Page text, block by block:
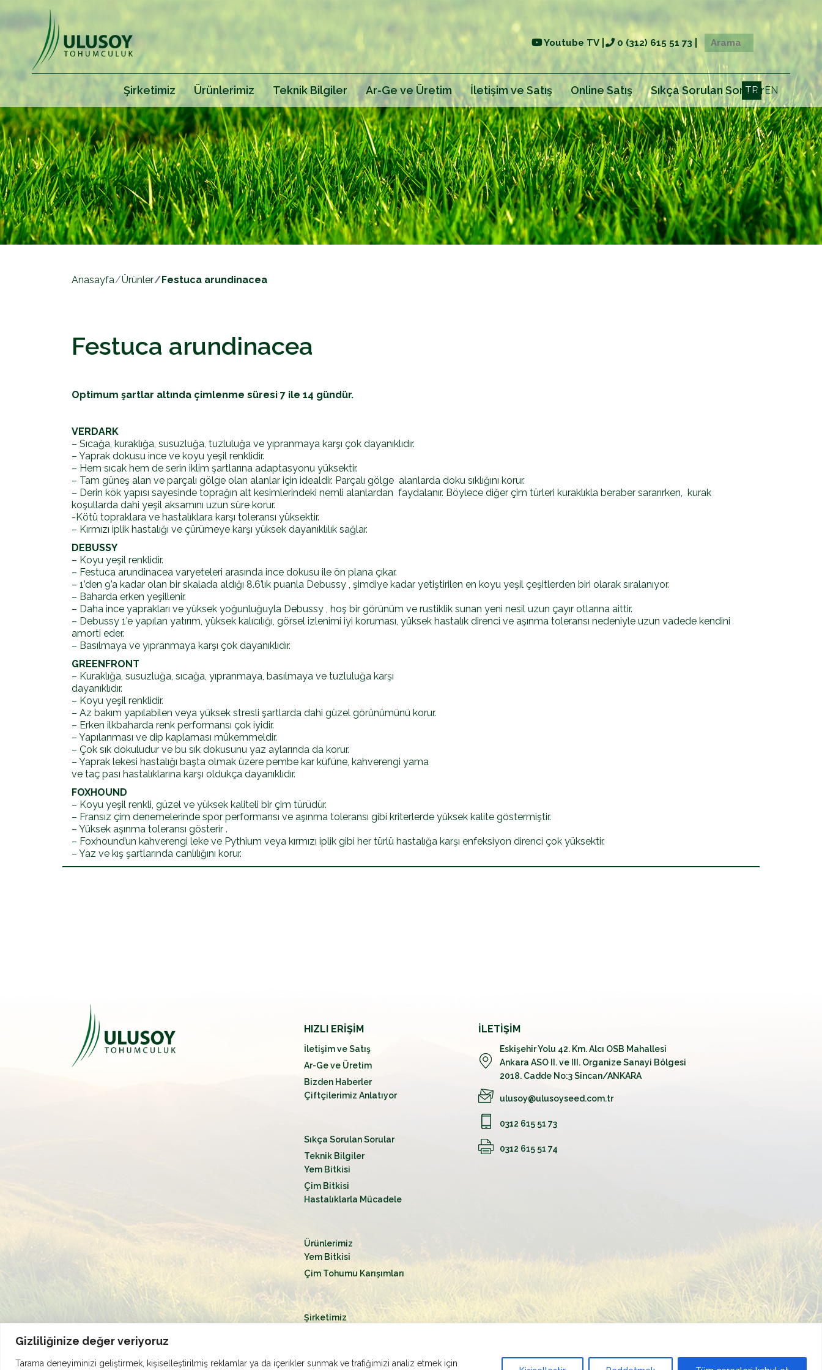
Gizliliğinize değer veriyoruz
Tarama deneyiminizi geliştirmek, kişiselleştirilmiş reklamlar ya da içerikler sunmak ve trafiğimizi analiz etmek için
Youtube TV 0 (312) 615 51 73
Şirketimiz Ürünlerimiz Teknik Bilgiler Ar-Ge ve Üretim İletişim ve Satış Online Satış Sıkça Sorulan Sorular
TR EN
Anasayfa Ürünler Festuca arundinacea
Festuca arundinacea
Optimum şartlar altında çimlenme süresi 7 ile 14 gündür.
VERDARK
– Sıcağa, kuraklığa, susuzluğa, tuzluluğa ve yıpranmaya karşı çok dayanıklıdır.
– Yaprak dokusu ince ve koyu yeşil renklidir.
– Hem sıcak hem de serin iklim şartlarına adaptasyonu yüksektir.
– Tam güneş alan ve parçalı gölge olan alanlar için idealdir. Parçalı gölge alanlarda doku sıklığını korur.
– Derin kök yapısı sayesinde toprağın alt kesimlerindeki nemli alanlardan faydalanır. Böylece diğer çim türleri kuraklıkla beraber sararırken, kurak
koşullarda dahi yeşil aksamını uzun süre korur.
-Kötü topraklara ve hastalıklara karşı toleransı yüksektir.
– Kırmızı iplik hastalığı ve çürümeye karşı yüksek dayanıklılık sağlar.
DEBUSSY
– Koyu yeşil renklidir.
– Festuca arundinacea varyeteleri arasında ince dokusu ile ön plana çıkar.
– 1’den 9’a kadar olan bir skalada aldığı 8.6’lık puanla Debussy , şimdiye kadar yetiştirilen en koyu yeşil çeşitlerden biri olarak sıralanıyor.
– Baharda erken yeşillenir.
– Daha ince yaprakları ve yüksek yoğunluğuyla Debussy , hoş bir görünüm ve rustiklik sunan yeni nesil uzun çayır otlarına aittir.
– Debussy 1’e yapılan yatırım, yüksek kalıcılığı, görsel izlenimi iyi koruması, yüksek hastalık direnci ve aşınma toleransı nedeniyle uzun vadede kendini
amorti eder.
– Basılmaya ve yıpranmaya karşı çok dayanıklıdır.
GREENFRONT
– Kuraklığa, susuzluğa, sıcağa, yıpranmaya, basılmaya ve tuzluluğa karşı
dayanıklıdır.
– Koyu yeşil renklidir.
– Az bakım yapılabilen veya yüksek stresli şartlarda dahi güzel görünümünü korur.
– Erken ilkbaharda renk performansı çok iyidir.
– Yapılanması ve dip kaplaması mükemmeldir.
– Çok sık dokuludur ve bu sık dokusunu yaz aylarında da korur.
– Yaprak lekesi hastalığı başta olmak üzere pembe kar küfüne, kahverengi yama
ve taç pası hastalıklarına karşı oldukça dayanıklıdır.
FOXHOUND
– Koyu yeşil renkli, güzel ve yüksek kaliteli bir çim türüdür.
– Fransız çim denemelerinde spor performansı ve aşınma toleransı gibi kriterlerde yüksek kalite göstermiştir.
– Yüksek aşınma toleransı gösterir .
– Foxhound’un kahverengi leke ve Pythium veya kırmızı iplik gibi her türlü hastalığa karşı enfeksiyon direnci çok yüksektir.
– Yaz ve kış şartlarında canlılığını korur.
HIZLI ERİŞİM
İletişim ve Satış
Ar-Ge ve Üretim
Bizden Haberler
Çiftçilerimiz Anlatıyor
Sıkça Sorulan Sorular
Teknik Bilgiler
Yem Bitkisi
Çim Bitkisi
Hastalıklarla Mücadele
Ürünlerimiz
Yem Bitkisi
Çim Tohumu Karışımları
Şirketimiz
İLETİŞİM
Eskişehir Yolu 42. Km. Alcı OSB Mahallesi
Ankara ASO II. ve III. Organize Sanayi Bölgesi
2018. Cadde No:3 Sincan/ANKARA
ulusoy@ulusoyseed.com.tr
0312 615 51 73
0312 615 51 74